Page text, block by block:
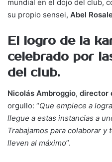
mundial en el dojo del club,
su propio sensei, Abel
El logro de la
celebrado por
del club.
Nicolás Ambroggio, director
orgullo: “Que empiece a
llegue a estas instancias a
Trabajamos para colaborar y
lleven al máximo”.